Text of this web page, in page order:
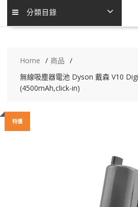
分類目錄
Home
商品
無線吸塵器電池 Dyson 戴森 V10
(4500mAh,click-in)
特價